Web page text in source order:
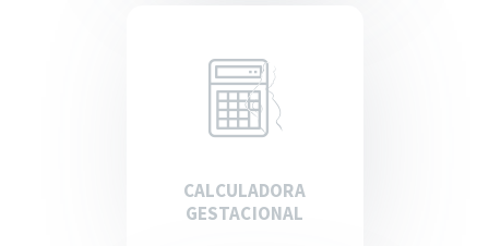
CALCULADORA
GESTACIONAL